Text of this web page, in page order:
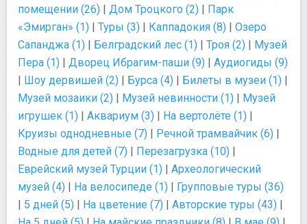
помещении (26) | Дом Троцкого (2) | Парк
«Эмирган» (1) | Туры (3) | Каппадокия (8) | Озеро
Сапанджа (1) | Белградский лес (1) | Троя (2) | Музей
Пера (1) | Дворец Ибрагим-паши (9) | Аудиогиды (9)
| Шоу дервишей (2) | Бурса (4) | Билеты в музеи (1) |
Музей мозаики (2) | Музей невинности (1) | Музей
игрушек (1) | Аквариум (3) | На вертолёте (1) |
Круизы однодневные (7) | Речной трамвайчик (6) |
Водные для детей (7) | Перезагрузка (10) |
Еврейский музей Турции (1) | Археологический
музей (4) | На велосипеде (1) | Групповые туры (36)
| 5 дней (5) | На цветение (7) | Авторские туры (43) |